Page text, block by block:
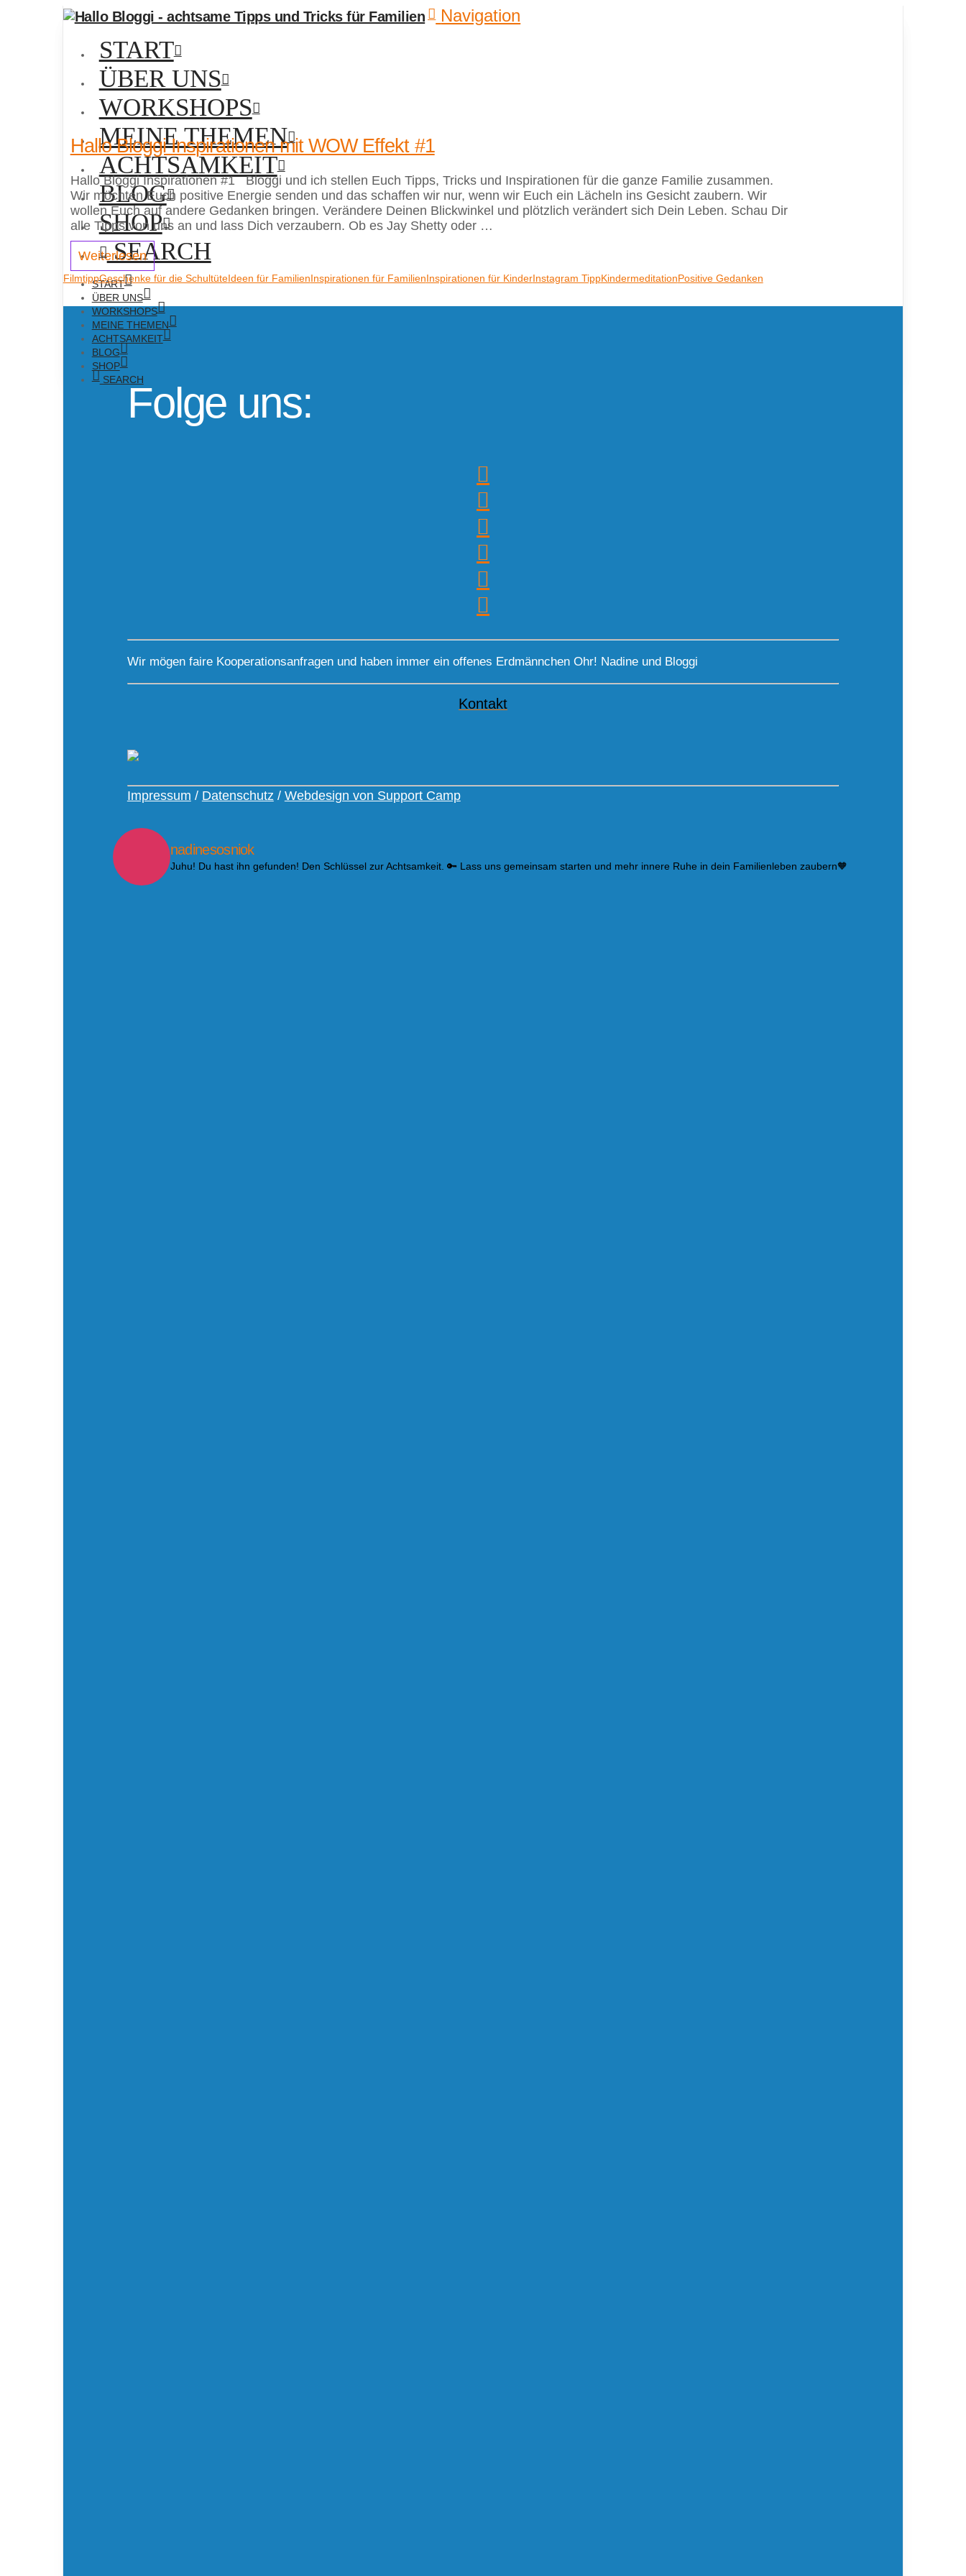
Navigation
START
ÜBER UNS
WORKSHOPS
MEINE THEMEN
ACHTSAMKEIT
BLOG
SHOP
SEARCH
START
ÜBER UNS
WORKSHOPS
MEINE THEMEN
ACHTSAMKEIT
BLOG
SHOP
SEARCH
Hallo Bloggi Inspirationen mit WOW Effekt #1
Hallo Bloggi Inspirationen #1 Bloggi und ich stellen Euch Tipps, Tricks und Inspirationen für die ganze Familie zusammen.
Wir möchten Euch positive Energie senden und das schaffen wir nur, wenn wir Euch ein Lächeln ins Gesicht zaubern. Wir
wollen Euch auf andere Gedanken bringen. Verändere Deinen Blickwinkel und plötzlich verändert sich Dein Leben. Schau Dir
alle Tipps von uns an und lass Dich verzaubern. Ob es Jay Shetty oder …
Weiterlesen
FilmtippGeschenke für die SchultüteIdeen für FamilienInspirationen für FamilienInspirationen für KinderInstagram TippKindermeditationPositive Gedanken
Folge uns:
Wir mögen faire Kooperationsanfragen und haben immer ein offenes Erdmännchen Ohr! Nadine und Bloggi
Kontakt
Impressum / Datenschutz / Webdesign von Support Camp
nadinesosniok
Juhu! Du hast ihn gefunden! Den Schlüssel zur Achtsamkeit. 🔑 Lass uns gemeinsam starten und mehr innere Ruhe in dein Familienleben zaubern🧡